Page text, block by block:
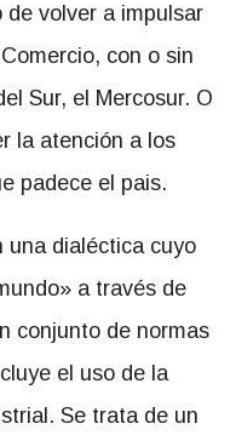
volver a impulsar
con o sin
Sur, el Mercosur. O
la atención a los
padece el pais.
una dialéctica cuyo
a través de
conjunto de normas
el uso de la
Se trata de un